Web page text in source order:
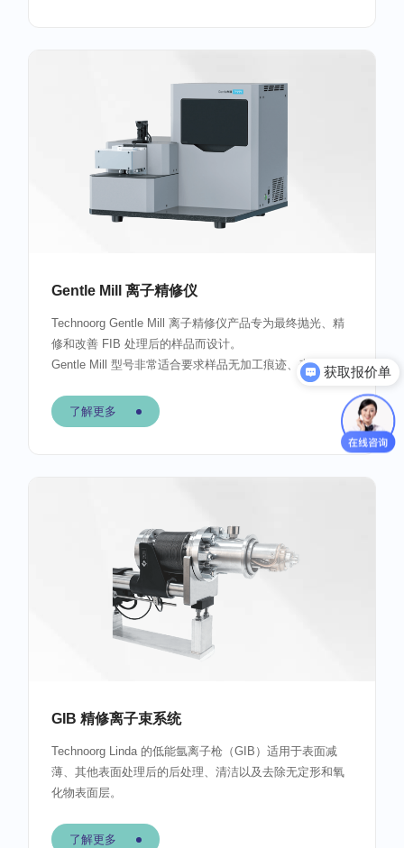
Gentle Mill 离子精修仪
Technoorg Gentle Mill 离子精修仪产品专为最终抛光、精
修和改善 FIB 处理后的样品而设计。
Gentle Mill 型号非常适合要求样品无加工痕迹、表面几乎
没有任何损坏的 XTEM、HRTEM 或 STEM 的用户。
了解更多
GIB 精修离子束系统
Technoorg Linda 的低能氩离子枪（GIB）适用于表面减
薄、其他表面处理后的后处理、清洁以及去除无定形和氧
化物表面层。
了解更多
预约测样